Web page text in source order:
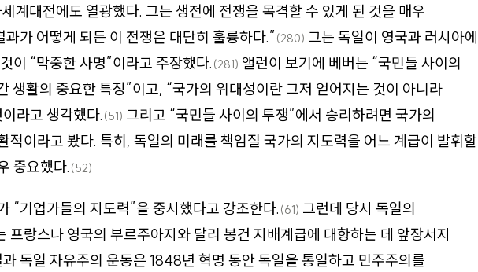
계대전에도 열광했다. 그는 생전에 전쟁을 목격할 수 있게 된 것을 매우
과가 어떻게 되든 이 전쟁은 대단히 훌륭하다.” (280) 그는 독일이 영국과 러시아에
이 “막중한 사명”이라고 주장했다. (281) 앨런이 보기에 베버는 “국민들 사이의
생활의 중요한 특징”이고, “국가의 위대성이란 그저 얻어지는 것이 아니라
라고 생각했다. (51) 그리고 “국민들 사이의 투쟁”에서 승리하려면 국가의
적이라고 봤다. 특히, 독일의 미래를 책임질 국가의 지도력을 어느 계급이 발휘할
중요했다. (52)
“기업가들의 지도력”을 중시했다고 강조한다. (61) 그런데 당시 독일의
프랑스나 영국의 부르주아지와 달리 봉건 지배계급에 대항하는 데 앞장서지
독일 자유주의 운동은 1848년 혁명 동안 독일을 통일하고 민주주의를